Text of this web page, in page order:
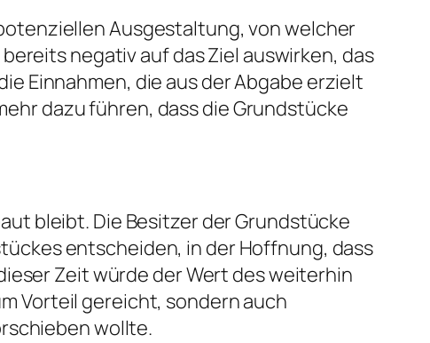
Ausgestaltung, von welcher
negativ auf das Ziel auswirken, das
Einnahmen, die aus der Abgabe erzielt
dazu führen, dass die Grundstücke
bleibt. Die Besitzer der Grundstücke
entscheiden, in der Hoffnung, dass
Zeit würde der Wert des weiterhin
Vorteil gereicht, sondern auch
wollte.